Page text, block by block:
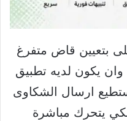
بتعيين قاض متفرغ
وان يكون لديه تطبيق
ارسال الشكاوى
يتحرك مباشرة